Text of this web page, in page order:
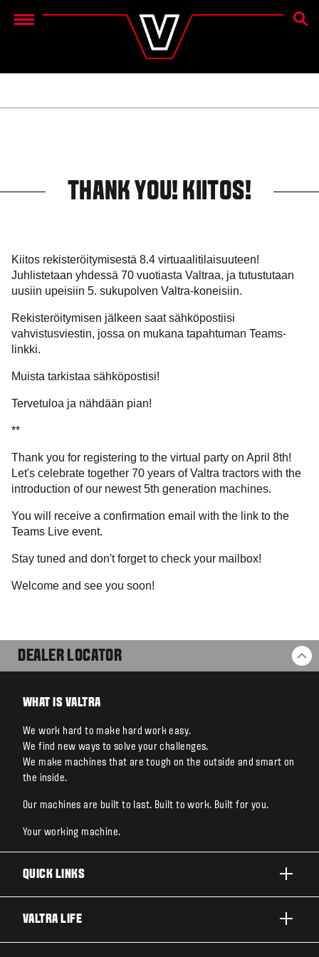
Menu
THANK YOU! KIITOS!
Kiitos rekisteröitymisestä 8.4 virtuaalitilaisuuteen!
Juhlistetaan yhdessä 70 vuotiasta Valtraa, ja tutustutaan
uusiin upeisiin 5. sukupolven Valtra-koneisiin.
Rekisteröitymisen jälkeen saat sähköpostiisi
vahvistusviestin, jossa on mukana tapahtuman Teams-
linkki.
Muista tarkistaa sähköpostisi!
Tervetuloa ja nähdään pian!
**
Thank you for registering to the virtual party on April 8th!
Let's celebrate together 70 years of Valtra tractors with the
introduction of our newest 5th generation machines.
You will receive a confirmation email with the link to the
Teams Live event.
Stay tuned and don't forget to check your mailbox!
Welcome and see you soon!
DEALER LOCATOR
WHAT IS VALTRA
We work hard to make hard work easy.
We find new ways to solve your challenges.
We make machines that are tough on the outside and smart on
the inside.
Our machines are built to last. Built to work. Built for you.
Your working machine.
QUICK LINKS
VALTRA LIFE